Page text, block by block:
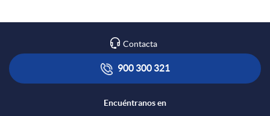
Contacta
900 300 321
Encuéntranos en